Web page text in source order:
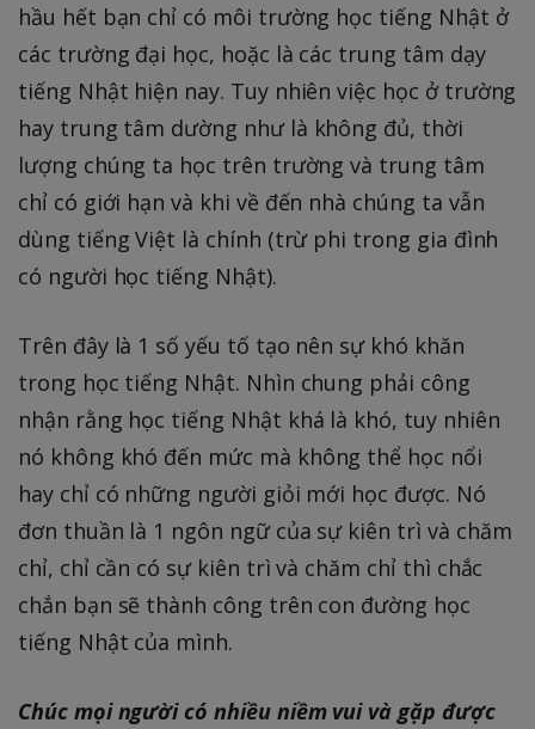
hầu hết bạn chỉ có môi trường học tiếng Nhật ở
các trường đại học, hoặc là các trung tâm dạy
tiếng Nhật hiện nay. Tuy nhiên việc học ở trường
hay trung tâm dường như là không đủ, thời
lượng chúng ta học trên trường và trung tâm
chỉ có giới hạn và khi về đến nhà chúng ta vẫn
dùng tiếng Việt là chính (trừ phi trong gia đình
có người học tiếng Nhật).
Trên đây là 1 số yếu tố tạo nên sự khó khăn
trong học tiếng Nhật. Nhìn chung phải công
nhận rằng học tiếng Nhật khá là khó, tuy nhiên
nó không khó đến mức mà không thể học nổi
hay chỉ có những người giỏi mới học được. Nó
đơn thuần là 1 ngôn ngữ của sự kiên trì và chăm
chỉ, chỉ cần có sự kiên trì và chăm chỉ thì chắc
chắn bạn sẽ thành công trên con đường học
tiếng Nhật của mình.
Chúc mọi người có nhiều niềm vui và gặp được